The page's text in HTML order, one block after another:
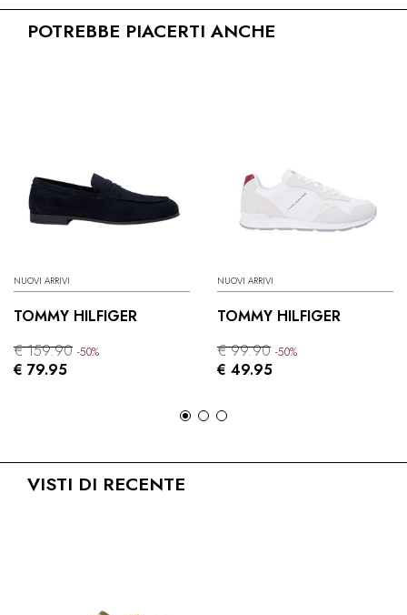
POTREBBE PIACERTI ANCHE
NUOVI ARRIVI
TOMMY HILFIGER
€ 159.90 -50%
€ 79.95
NUOVI ARRIVI
TOMMY HILFIGER
€ 99.90 -50%
€ 49.95
VISTI DI RECENTE